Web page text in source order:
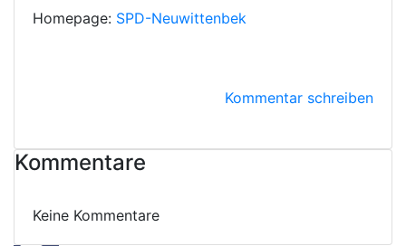
Homepage: SPD-Neuwittenbek
Kommentar schreiben
Kommentare
Keine Kommentare